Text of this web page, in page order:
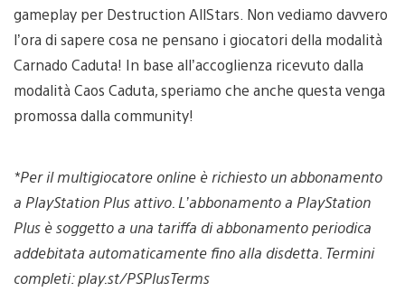
gameplay per Destruction AllStars. Non vediamo davvero
l’ora di sapere cosa ne pensano i giocatori della modalità
Carnado Caduta! In base all’accoglienza ricevuto dalla
modalità Caos Caduta, speriamo che anche questa venga
promossa dalla community!
*Per il multigiocatore online è richiesto un abbonamento
a PlayStation Plusattivo. L’abbonamento a PlayStation
Plus è soggetto a una tariffa di abbonamento periodica
addebitata automaticamente fino alla disdetta. Termini
completi: play.st/PSPlusTerms